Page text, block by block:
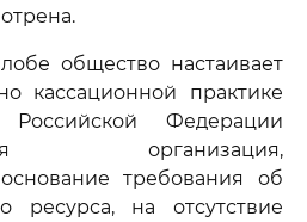
общество настаивает
кассационной практике
Федерации
организация,
требования об
ресурса, на отсутствие